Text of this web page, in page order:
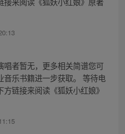
唱者暂无，更多相关简谱您可
音乐书籍进一步获取。 等待电
链接来阅读《狐妖小红娘》